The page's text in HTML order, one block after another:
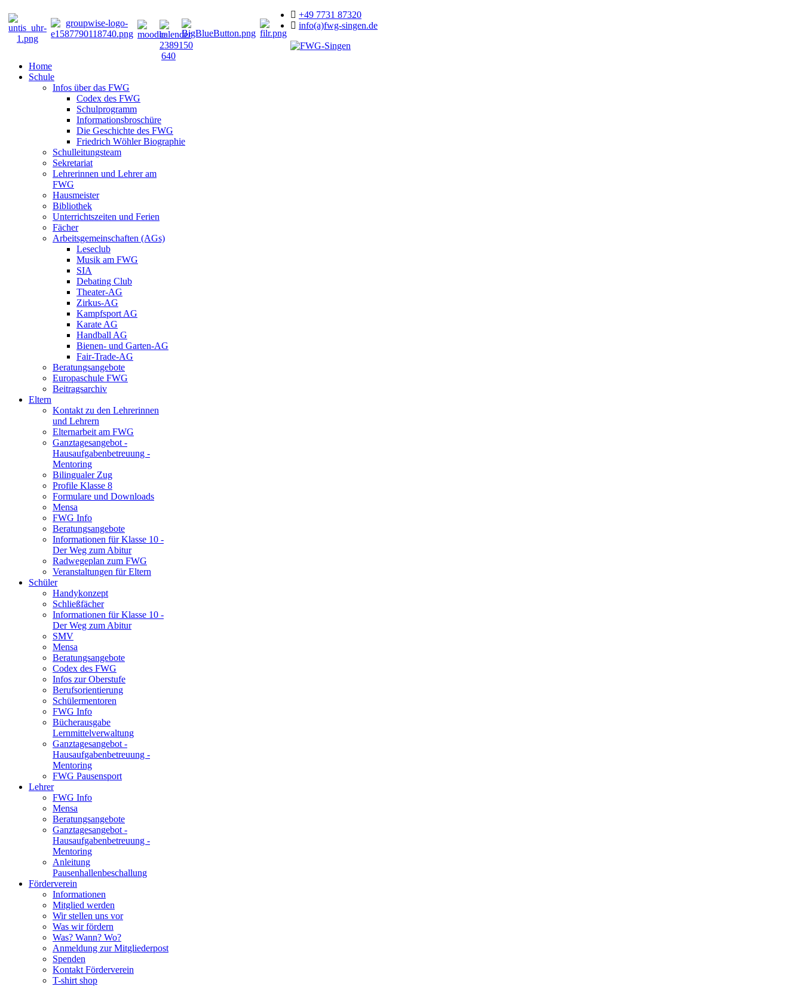
+49 7731 87320
info(a)fwg-singen.de
Home
Schule
Infos über das FWG
Codex des FWG
Schulprogramm
Informationsbroschüre
Die Geschichte des FWG
Friedrich Wöhler Biographie
Schulleitungsteam
Sekretariat
Lehrerinnen und Lehrer am
FWG
Hausmeister
Bibliothek
Unterrichtszeiten und Ferien
Fächer
Arbeitsgemeinschaften (AGs)
Leseclub
Musik am FWG
SIA
Debating Club
Theater-AG
Zirkus-AG
Kampfsport AG
Karate AG
Handball AG
Bienen- und Garten-AG
Fair-Trade-AG
Beratungsangebote
Europaschule FWG
Beitragsarchiv
Eltern
Kontakt zu den Lehrerinnen
und Lehrern
Elternarbeit am FWG
Ganztagesangebot -
Hausaufgabenbetreuung -
Mentoring
Bilingualer Zug
Profile Klasse 8
Formulare und Downloads
Mensa
FWG Info
Beratungsangebote
Informationen für Klasse 10 -
Der Weg zum Abitur
Radwegeplan zum FWG
Veranstaltungen für Eltern
Schüler
Handykonzept
Schließfächer
Informationen für Klasse 10 -
Der Weg zum Abitur
SMV
Mensa
Beratungsangebote
Codex des FWG
Infos zur Oberstufe
Berufsorientierung
Schülermentoren
FWG Info
Bücherausgabe
Lernmittelverwaltung
Ganztagesangebot -
Hausaufgabenbetreuung -
Mentoring
FWG Pausensport
Lehrer
FWG Info
Mensa
Beratungsangebote
Ganztagesangebot -
Hausaufgabenbetreuung -
Mentoring
Anleitung
Pausenhallenbeschallung
Förderverein
Informationen
Mitglied werden
Wir stellen uns vor
Was wir fördern
Was? Wann? Wo?
Anmeldung zur Mitgliederpost
Spenden
Kontakt Förderverein
T-shirt shop